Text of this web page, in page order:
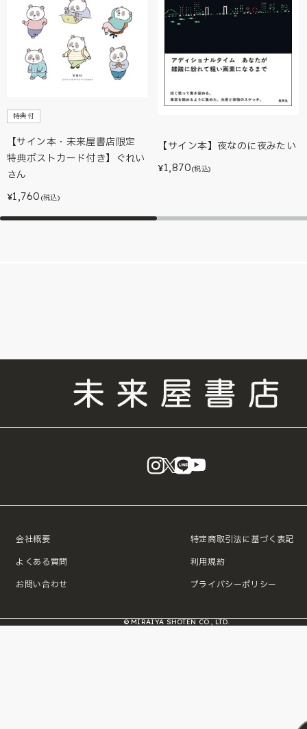
特典付
【サイン本・未来屋書店限定
特典ポストカード付き】ぐれい
さん
¥1,760 (税込)
【サイン本】夜なのに夜みたい
¥1,870(税込)
instagram
X LINE
会社概要
よくある質問
お問い合わせ
特定商取引法に基づく表記
利用規約
プライバシーポリシー
© MIRAIYA SHOTEN CO., LTD.